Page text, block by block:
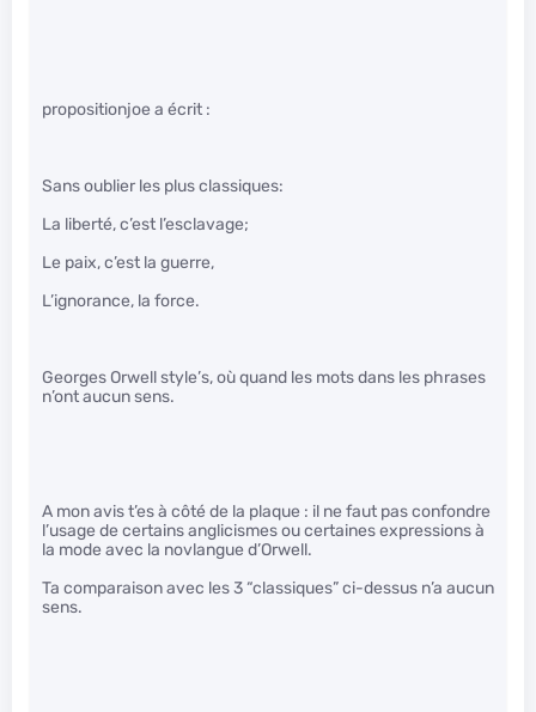
propositionjoe a écrit :
Sans oublier les plus classiques:
La liberté, c’est l’esclavage;
Le paix, c’est la guerre,
L’ignorance, la force.
Georges Orwell style’s, où quand les mots dans les phrases
n’ont aucun sens.
A mon avis t’es à côté de la plaque : il ne faut pas confondre
l’usage de certains anglicismes ou certaines expressions à
la mode avec la novlangue d’Orwell.
Ta comparaison avec les 3 “classiques” ci-dessus n’a aucun
sens.